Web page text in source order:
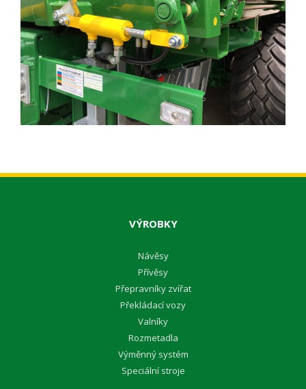
VÝROBKY
Návěsy
Přívěsy
Přepravníky zvířat
Překládací vozy
Valníky
Rozmetadla
Výměnný systém
Speciální stroje